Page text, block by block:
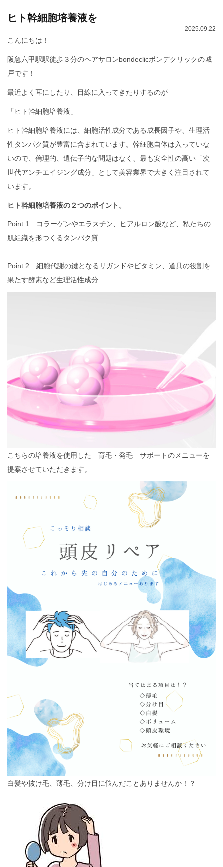
ヒト幹細胞培養液を
2025.09.22
こんにちは！
阪急六甲駅駅徒歩３分のヘアサロンbondeclicボンデクリックの城
戸です！
最近よく耳にしたり、目線に入ってきたりするのが
「ヒト幹細胞培養液」
ヒト幹細胞培養液には、細胞活性成分である成長因子や、生理活
性タンパク質が豊富に含まれています。幹細胞自体は入っていな
いので、倫理的、遺伝子的な問題はなく、最も安全性の高い「次
世代アンチエイジング成分」として美容業界で大きく注目されて
います。
ヒト幹細胞培養液の２つのポイント。
Point 1 コラーゲンやエラスチン、ヒアルロン酸など、私たちの
肌組織を形つくるタンパク質
Point 2 細胞代謝の鍵となるリガンドやビタミン、道具の役割を
果たす酵素など生理活性成分
こちらの培養液を使用した 育毛・発毛 サポートのメニューを
提案させていただきます。
白髪や抜け毛、薄毛、分け目に悩んだことありませんか！？